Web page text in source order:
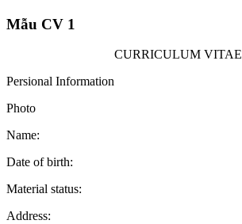
Mẫu CV 1
CURRICULUM VITAE
Persional Information
Photo
Name:
Date of birth:
Material status:
Address: